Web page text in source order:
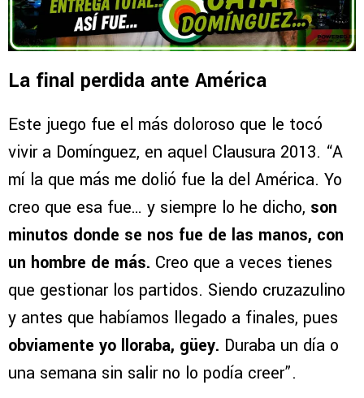
La final perdida ante América
Este juego fue el más doloroso que le tocó
vivir a Domínguez, en aquel Clausura 2013. “A
mí la que más me dolió fue la del América. Yo
creo que esa fue… y siempre lo he dicho, son
minutos donde se nos fue de las manos, con
un hombre de más. Creo que a veces tienes
que gestionar los partidos. Siendo cruzazulino
y antes que habíamos llegado a finales, pues
obviamente yo lloraba, güey. Duraba un día o
una semana sin salir no lo podía creer”.